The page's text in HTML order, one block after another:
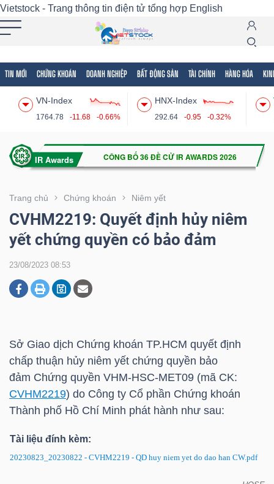
Vietstock - Trang thông tin điện tử tổng hợp English
TIN MỚI CHỨNG KHOÁN DOANH NGHIỆP BẤT ĐỘNG SẢN TÀI CHÍNH HÀNG HÓA
VN-Index
1764.78 -11.68 -0.66%
HNX-Index
292.64 -0.95 -0.32%
Trang chủ Chứng khoán Niêm yết
CVHM2219: Quyết định hủy niêm
yết chứng quyền có bảo đảm
23/08/2023 08:53
Sở Giao dịch Chứng khoán TP.HCM quyết định
chấp thuận hủy niêm yết chứng quyền bảo
đảm Chứng quyền VHM-HSC-MET09 (mã CK:
CVHM2219) do Công ty Cổ phần Chứng khoán
Thành phố Hồ Chí Minh phát hành như sau:
Tài liệu đính kèm:
20230823_20230822 - CVHM2219 - QD huy niem yet do dao han CW.pdf
Tất cả Tính năng Ngành Mã chứng khoán
Tính
(-)
VIETSTOCK
CHỨNG
BẤT
ĐỘNG